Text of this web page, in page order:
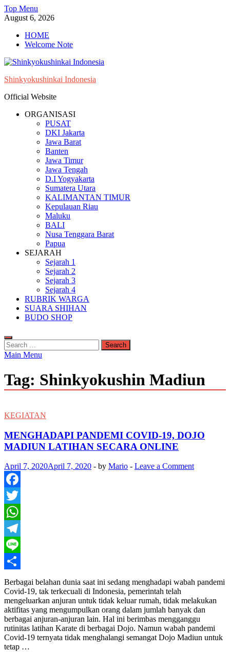
Skip
to
Top Menu
August 6, 2026
HOME
Welcome Note
Shinkyokushinkai Indonesia
Official Website
ORGANISASI
PUSAT
DKI Jakarta
Jawa Barat
Banten
Jawa Timur
Jawa Tengah
D.I Yogyakarta
Sumatera Utara
KALIMANTAN TIMUR
Kepulauan Riau
Maluku
BALI
Nusa Tenggara Barat
Papua
SEJARAH
Sejarah 1
Sejarah 2
Sejarah 3
Sejarah 4
RUBRIK WARGA
SUARA SHIHAN
BUDO SHOP
Search
for:
Main Menu
Tag: Shinkyokushin Madiun
KEGIATAN
MENGHADAPI PANDEMI COVID-19, DOJO
MADIUN LATIHAN SECARA ONLINE
April 7, 2020April 7, 2020 - by Mario - Leave a Comment
Facebook
Twitter
WhatsApp
Telegram
Line
Share
Berbagai belahan dunia saat ini sedang menghadapi wabah pandemi
Covid-19, tak terkecuali di Indonesia, pemerintah telah
mengeluarkan anjuran untuk tidak keluar rumah, tidak melakukan
aktifitas yang mengumpulkan orang dalam jumlah banyak dan
berbagai anjuran-anjuran lain. Hal ini berimbas mengganggu
rutinitas latihan Karate di berbagai Dojo. Namun wabah pandemi
Covid-19 ternyata tidak menghalangi semangat Dojo Madiun untuk
tetap …